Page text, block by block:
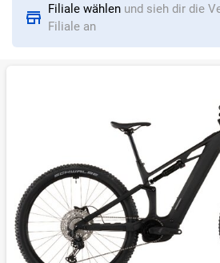
RELEVANZ
BESTSELLER
Filiale wählen und sieh dir die
Filiale an